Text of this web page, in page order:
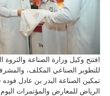
افتتح وكيل وزارة الصناعة والثروة
للتطوير الصناعي المكلف،
تمكين الصناعة البدر بن عادل
الرياض للمعارض والمؤتمرات